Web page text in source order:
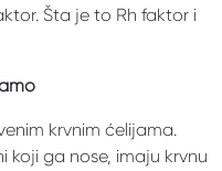
Šta je to Rh faktor i
krvnim ćelijama.
koji ga nose, imaju krvnu